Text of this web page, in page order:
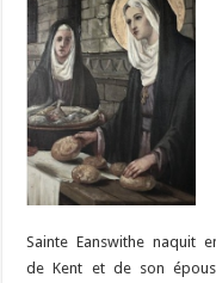
Sainte Eanswithe naquit
de Kent et de son